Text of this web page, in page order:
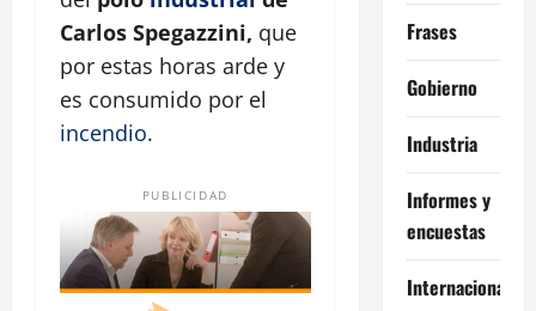
Carlos Spegazzini, que
por estas horas arde y
es consumido por el
incendio.
PUBLICIDAD
Frases
Gobierno
Industria
Informes y
encuestas
Internacional